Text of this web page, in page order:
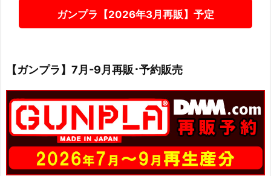
ガンプラ【2026年3月再販】予定
【ガンプラ】7月-9月再販･予約販売